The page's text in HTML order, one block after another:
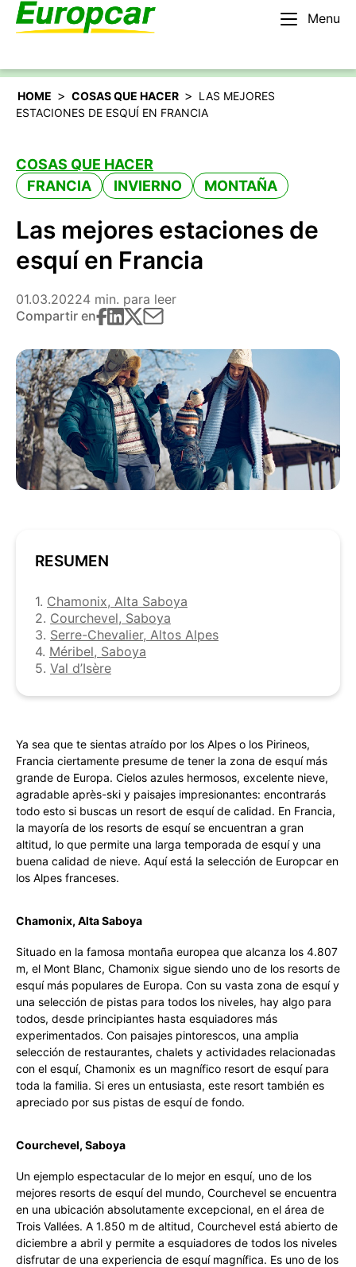
Menu
Español
HOME > COSAS QUE HACER > LAS MEJORES
ESTACIONES DE ESQUÍ EN FRANCIA
COSAS QUE HACER
FRANCIA
INVIERNO MONTAÑA
Las mejores estaciones de
esquí en Francia
01.03.20224 min. para leer
Compartir en
RESUMEN
1. Chamonix, Alta Saboya
2. Courchevel, Saboya
3. Serre-Chevalier, Altos Alpes
4. Méribel, Saboya
5. Val d’Isère
Ya sea que te sientas atraído por los Alpes o los Pirineos,
Francia ciertamente presume de tener la zona de esquí más
grande de Europa. Cielos azules hermosos, excelente nieve,
agradable après-ski y paisajes impresionantes: encontrarás
todo esto si buscas un resort de esquí de calidad. En Francia,
la mayoría de los resorts de esquí se encuentran a gran
altitud, lo que permite una larga temporada de esquí y una
buena calidad de nieve. Aquí está la selección de Europcar en
los Alpes franceses.
Chamonix, Alta Saboya
Situado en la famosa montaña europea que alcanza los 4.807
m, el Mont Blanc, Chamonix sigue siendo uno de los resorts de
esquí más populares de Europa. Con su vasta zona de esquí y
una selección de pistas para todos los niveles, hay algo para
todos, desde principiantes hasta esquiadores más
experimentados. Con paisajes pintorescos, una amplia
selección de restaurantes, chalets y actividades relacionadas
con el esquí, Chamonix es un magnífico resort de esquí para
toda la familia. Si eres un entusiasta, este resort también es
apreciado por sus pistas de esquí de fondo.
Courchevel, Saboya
Un ejemplo espectacular de lo mejor en esquí, uno de los
mejores resorts de esquí del mundo, Courchevel se encuentra
en una ubicación absolutamente excepcional, en el área de
Trois Vallées. A 1.850 m de altitud, Courchevel está abierto de
diciembre a abril y permite a esquiadores de todos los niveles
disfrutar de una experiencia de esquí magnífica. Es uno de los